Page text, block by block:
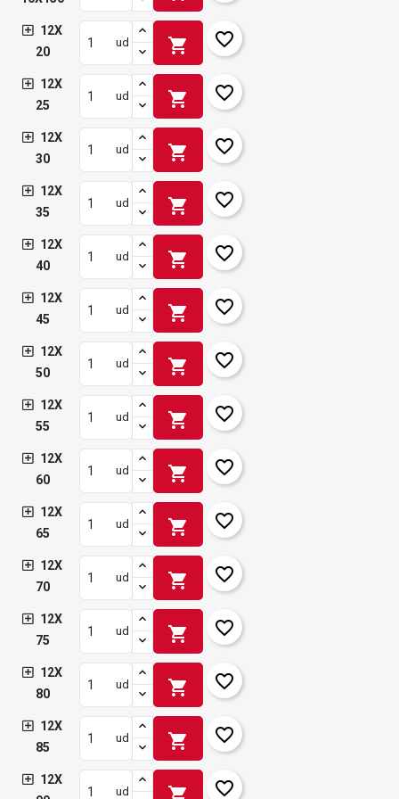
12X
20
ud shopping_cart favorite_border
12X
25
ud shopping_cart favorite_border
12X
30
ud shopping_cart favorite_border
12X
35
ud shopping_cart favorite_border
12X
40
ud shopping_cart favorite_border
12X
45
ud shopping_cart favorite_border
12X
50
ud shopping_cart favorite_border
12X
55
ud shopping_cart favorite_border
12X
60
ud shopping_cart favorite_border
12X
65
ud shopping_cart favorite_border
12X
70
ud shopping_cart favorite_border
12X
75
ud shopping_cart favorite_border
12X
80
ud shopping_cart favorite_border
12X
85
ud shopping_cart favorite_border
12X
ud shopping_cart favorite_border